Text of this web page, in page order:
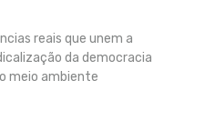
reais que unem a
da democracia
meio ambiente